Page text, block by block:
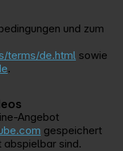
und zum
terms/de.html sowie
.
Angebot
gespeichert
abspielbar sind.